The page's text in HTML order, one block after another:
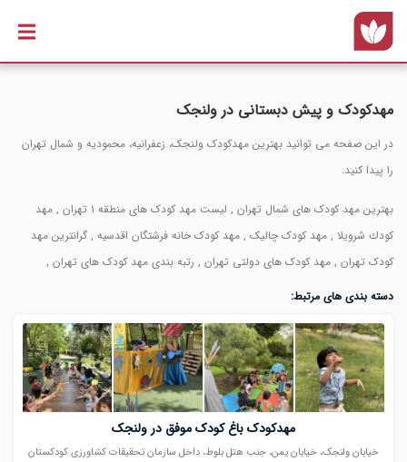
مهدکودک و پیش دبستانی در ولنجک
در این صفحه می توانید بهترین مهدکودک ولنجک، زعفرانیه، محمودیه و شمال تهران
را پیدا کنید.
بهترین مهد کودک های شمال تهران , لیست مهد کودک های منطقه ۱ تهران , مهد
كودك شرويلا , مهد کودک چالیک , مهد کودک خانه فرشتگان اقدسیه , گرانترین مهد
کودک تهران , مهد کودک های دولتی تهران , رتبه بندی مهد کودک های تهران ,
دسته بندی های مرتبط:
مهدکودک باغ کودک موفق در ولنجک
خیابان ولنجک، خیابان یمن، جنب هتل بلوط، داخل سازمان تحقیقات کشاورزی کودکستان